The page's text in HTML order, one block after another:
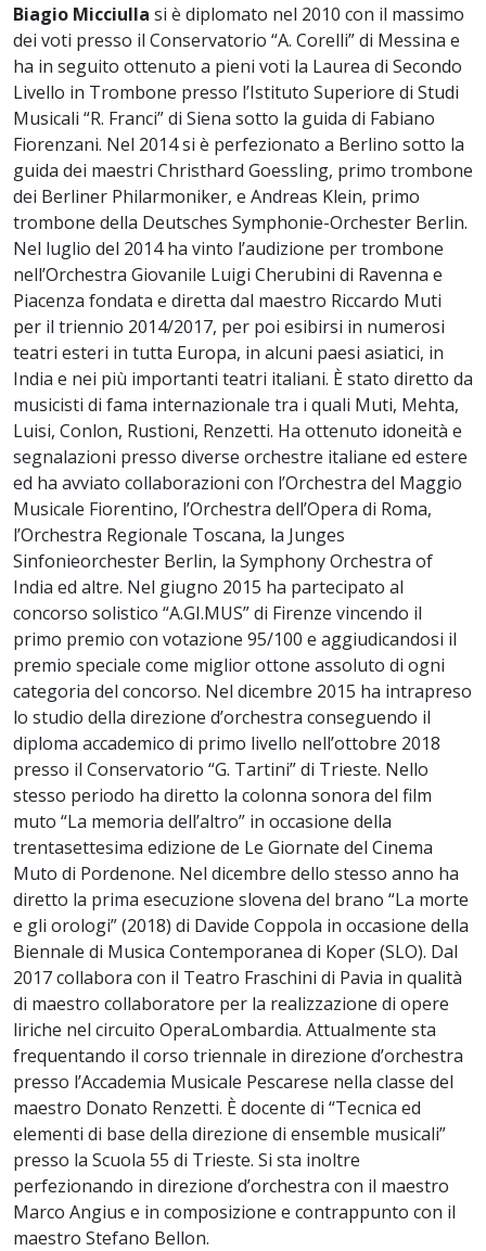
Biagio Micciulla si è diplomato nel 2010 con il massimo
dei voti presso il Conservatorio “A. Corelli” di Messina e
ha in seguito ottenuto a pieni voti la Laurea di Secondo
Livello in Trombone presso l’Istituto Superiore di Studi
Musicali “R. Franci” di Siena sotto la guida di Fabiano
Fiorenzani. Nel 2014 si è perfezionato a Berlino sotto la
guida dei maestri Christhard Goessling, primo trombone
dei Berliner Philarmoniker, e Andreas Klein, primo
trombone della Deutsches Symphonie-Orchester Berlin.
Nel luglio del 2014 ha vinto l’audizione per trombone
nell’Orchestra Giovanile Luigi Cherubini di Ravenna e
Piacenza fondata e diretta dal maestro Riccardo Muti
per il triennio 2014/2017, per poi esibirsi in numerosi
teatri esteri in tutta Europa, in alcuni paesi asiatici, in
India e nei più importanti teatri italiani. È stato diretto da
musicisti di fama internazionale tra i quali Muti, Mehta,
Luisi, Conlon, Rustioni, Renzetti. Ha ottenuto idoneità e
segnalazioni presso diverse orchestre italiane ed estere
ed ha avviato collaborazioni con l’Orchestra del Maggio
Musicale Fiorentino, l’Orchestra dell’Opera di Roma,
l’Orchestra Regionale Toscana, la Junges
Sinfonieorchester Berlin, la Symphony Orchestra of
India ed altre. Nel giugno 2015 ha partecipato al
concorso solistico “A.GI.MUS” di Firenze vincendo il
primo premio con votazione 95/100 e aggiudicandosi il
premio speciale come miglior ottone assoluto di ogni
categoria del concorso. Nel dicembre 2015 ha intrapreso
lo studio della direzione d’orchestra conseguendo il
diploma accademico di primo livello nell’ottobre 2018
presso il Conservatorio “G. Tartini” di Trieste. Nello
stesso periodo ha diretto la colonna sonora del film
muto “La memoria dell’altro” in occasione della
trentasettesima edizione de Le Giornate del Cinema
Muto di Pordenone. Nel dicembre dello stesso anno ha
diretto la prima esecuzione slovena del brano “La morte
e gli orologi” (2018) di Davide Coppola in occasione della
Biennale di Musica Contemporanea di Koper (SLO). Dal
2017 collabora con il Teatro Fraschini di Pavia in qualità
di maestro collaboratore per la realizzazione di opere
liriche nel circuito OperaLombardia. Attualmente sta
frequentando il corso triennale in direzione d’orchestra
presso l’Accademia Musicale Pescarese nella classe del
maestro Donato Renzetti. È docente di “Tecnica ed
elementi di base della direzione di ensemble musicali”
presso la Scuola 55 di Trieste. Si sta inoltre
perfezionando in direzione d’orchestra con il maestro
Marco Angius e in composizione e contrappunto con il
maestro Stefano Bellon.